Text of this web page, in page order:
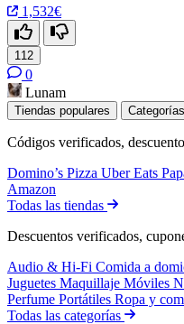
1,532€
112
0
Lunam
Tiendas populares
Códigos verificados,
Domino’s Pizza Uber Eats
Amazon
Todas las tiendas
Descuentos verificados,
Audio & Hi-Fi Comida a
Juguetes Maquillaje Móviles
Perfume Portátiles Ropa y
Todas las categorías